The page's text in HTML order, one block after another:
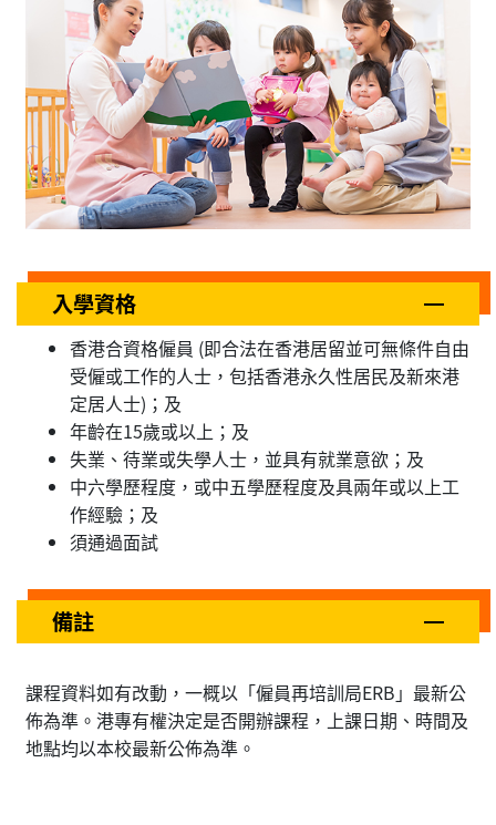
入學資格
香港合資格僱員 (即合法在香港居留並可無條件自由
受僱或工作的人士，包括香港永久性居民及新來港
定居人士)；及
年齡在15歲或以上；及
失業、待業或失學人士，並具有就業意欲；及
中六學歷程度，或中五學歷程度及具兩年或以上工
作經驗；及
須通過面試
備註
課程資料如有改動，一概以「僱員再培訓局ERB」最新公
佈為準。港專有權決定是否開辦課程，上課日期、時間及
地點均以本校最新公佈為準。